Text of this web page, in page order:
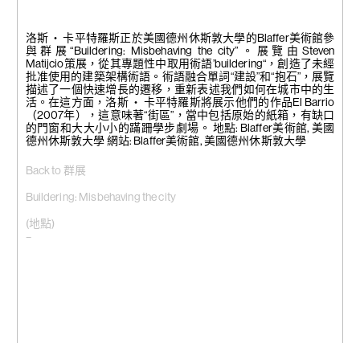
Back to 群展
Buildering: Misbehaving the city
(地點)
–
洛斯 ‧ 卡平特羅斯正於美國德州休斯敦大學的Blaffer美術館參
與群展“Buildering: Misbehaving the city”。展覽由Steven
Matijcio策展，從其專題性中取用術語’buildering“，創造了未經
批准使用的建築架構術語。術語融合單詞“建設”和“抱石”，展覽
描述了一個快速增長的遷移，重新表述我們如何在城市中的生
活。在這方面，洛斯 ‧ 卡平特羅斯將展示他們的作品El Barrio
（2007年），這意味著“街區”，當中包括原始的紙箱，有缺口
的門窗和大大小小的蹣跚學步劇場。 地點: Blaffer美術館, 美國
德州休斯敦大學 網站: Blaffer美術館, 美國德州休斯敦大學